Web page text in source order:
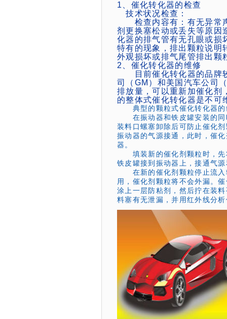
1、催化转化器的检查
技术状况检查：
检查内容有：有无异常声
剂更换塞松动或丢失等原因
化器的排气管有无孔眼或损
特有的现象，排出颗粒说明
外观损坏或排气尾管排出颗
2、催化转化器的维修
目前催化转化器的品牌较
司（GM）和美国汽车公司
排放量，可以重新加催化
的整体式催化转化器是不可
典型的颗粒式催化转化器的
在振动器和铁皮罐安装的同
装料口螺塞卸除后可防止催化
振动器的气源接通，此时，催
器。
填装新的催化剂颗粒时，先
铁皮罐接到振动器上，接通气
在新的催化剂颗粒停止流入
用，催化剂颗粒将不会外漏。
涂上一层防粘剂，然后拧在装
料塞有无泄漏，并用红外线分